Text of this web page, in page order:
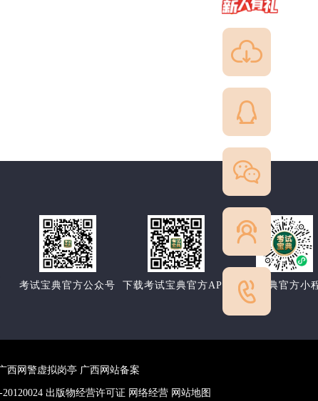
考试宝典官方公众号 下载考试宝典官方APP 考试宝典官方小
西网警虚拟岗亭 广西网站备案
出版物经营许可证 网络经营 网站地图